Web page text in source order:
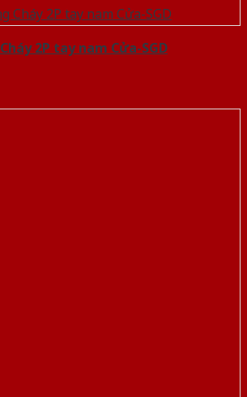
2P tay nam Cửa-SGD